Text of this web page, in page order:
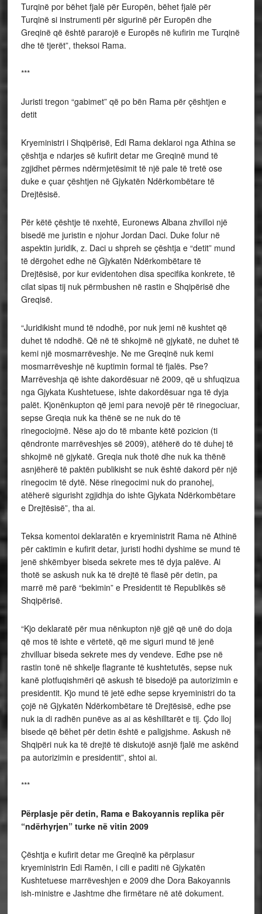
Turqinë por bëhet fjalë për Europën, bëhet fjalë për
Turqinë si instrumenti për sigurinë për Europën dhe
Greqinë që është pararojë e Europës në kufirin me Turqinë
dhe të tjerët”, theksoi Rama.
***
Juristi tregon “gabimet” që po bën Rama për çështjen e
detit
Kryeministri i Shqipërisë, Edi Rama deklaroi nga Athina se
çështja e ndarjes së kufirit detar me Greqinë mund të
zgjidhet përmes ndërmjetësimit të një pale të tretë ose
duke e çuar çështjen në Gjykatën Ndërkombëtare të
Drejtësisë.
Për këtë çështje të nxehtë, Euronews Albana zhvilloi një
bisedë me juristin e njohur Jordan Daci. Duke folur në
aspektin juridik, z. Daci u shpreh se çështja e “detit” mund
të dërgohet edhe në Gjykatën Ndërkombëtare të
Drejtësisë, por kur evidentohen disa specifika konkrete, të
cilat sipas tij nuk përmbushen në rastin e Shqipërisë dhe
Greqisë.
“Juridikisht mund të ndodhë, por nuk jemi në kushtet që
duhet të ndodhë. Që në të shkojmë në gjykatë, ne duhet të
kemi një mosmarrëveshje. Ne me Greqinë nuk kemi
mosmarrëveshje në kuptimin formal të fjalës. Pse?
Marrëveshja që ishte dakordësuar në 2009, që u shfuqizua
nga Gjykata Kushtetuese, ishte dakordësuar nga të dyja
palët. Kjonënkupton që jemi para nevojë për të rinegociuar,
sepse Greqia nuk ka thënë se ne nuk do të
rinegociojmë. Nëse ajo do të mbante këtë pozicion (ti
qëndronte marrëveshjes së 2009), atëherë do të duhej të
shkojmë në gjykatë. Greqia nuk thotë dhe nuk ka thënë
asnjëherë të paktën publikisht se nuk është dakord për një
rinegocim të dytë. Nëse rinegocimi nuk do pranohej,
atëherë sigurisht zgjidhja do ishte Gjykata Ndërkombëtare
e Drejtësisë”, tha ai.
Teksa komentoi deklaratën e kryeministrit Rama në Athinë
për caktimin e kufirit detar, juristi hodhi dyshime se mund të
jenë shkëmbyer biseda sekrete mes të dyja palëve. Ai
thotë se askush nuk ka të drejtë të flasë për detin, pa
marrë më parë “bekimin” e Presidentit të Republikës së
Shqipërisë.
“Kjo deklaratë për mua nënkupton një gjë që unë do doja
që mos të ishte e vërtetë, që me siguri mund të jenë
zhvilluar biseda sekrete mes dy vendeve. Edhe pse në
rastin tonë në shkelje flagrante të kushtetutës, sepse nuk
kanë plotfuqishmëri që askush të bisedojë pa autorizimin e
presidentit. Kjo mund të jetë edhe sepse kryeministri do ta
çojë në Gjykatën Ndërkombëtare të Drejtësisë, edhe pse
nuk ia di radhën punëve as ai as këshilltarët e tij. Çdo lloj
bisede që bëhet për detin është e paligjshme. Askush në
Shqipëri nuk ka të drejtë të diskutojë asnjë fjalë me askënd
pa autorizimin e presidentit”, shtoi ai.
***
Përplasje për detin, Rama e Bakoyannis replika për
“ndërhyrjen” turke në vitin 2009
Çështja e kufirit detar me Greqinë ka përplasur
kryeministrin Edi Ramën, i cili e paditi në Gjykatën
Kushtetuese marrëveshjen e 2009 dhe Dora Bakoyannis
ish-ministre e Jashtme dhe firmëtare në atë dokument.